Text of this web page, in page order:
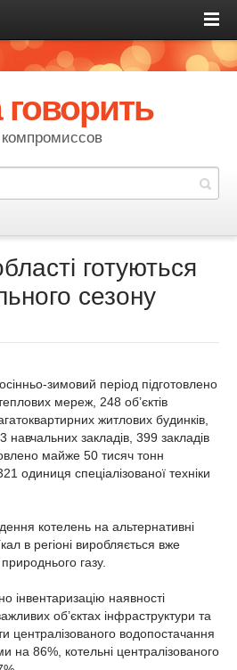
готуються
сезону
зимовий період підготовлено
мереж, 248 об’єктів
житлових будинків,
навчальних закладів, 399 закладів
майже 50 тисяч тонн
одиниця спеціалізованої техніки
котелень на альтернативні
в регіоні виробляється вже
газу.
інвентаризацію наявності
об’єктах інфраструктури та
централізованого водопостачання
на 86%, котельні централізованого